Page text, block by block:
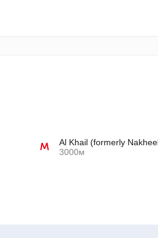
Al Khail (formerly
3000м